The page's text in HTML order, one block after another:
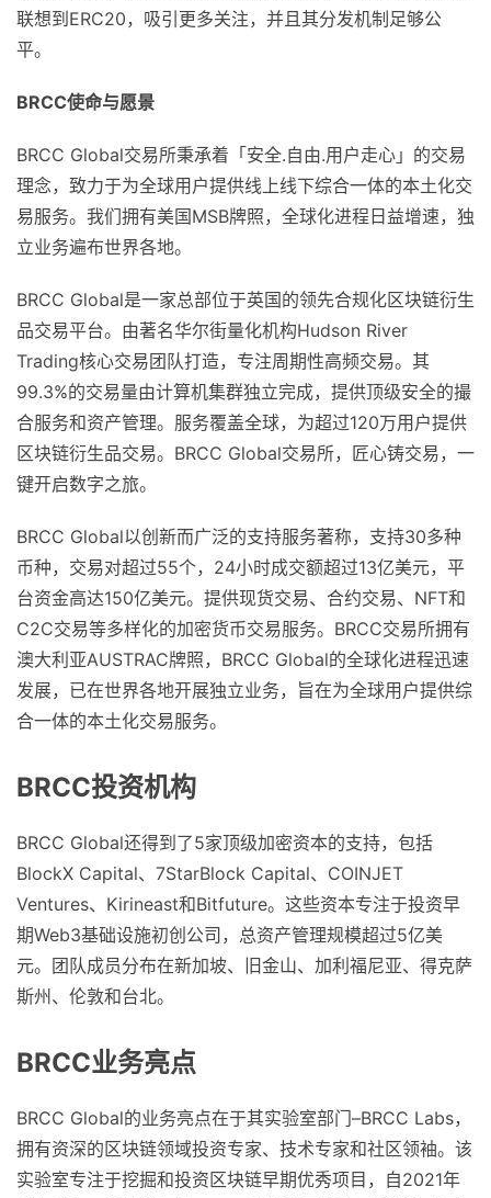
联想到ERC20，吸引更多关注，并且其分发机制足够公
平。
BRCC使命与愿景
BRCC Global交易所秉承着「安全.自由.用户走心」的交易
理念，致力于为全球用户提供线上线下综合一体的本土化交
易服务。我们拥有美国MSB牌照，全球化进程日益增速，独
立业务遍布世界各地。
BRCC Global是一家总部位于英国的领先合规化区块链衍生
品交易平台。由著名华尔街量化机构Hudson River
Trading核心交易团队打造，专注周期性高频交易。其
99.3%的交易量由计算机集群独立完成，提供顶级安全的撮
合服务和资产管理。服务覆盖全球，为超过120万用户提供
区块链衍生品交易。BRCC Global交易所，匠心铸交易，一
键开启数字之旅。
BRCC Global以创新而广泛的支持服务著称，支持30多种
币种，交易对超过55个，24小时成交额超过13亿美元，平
台资金高达150亿美元。提供现货交易、合约交易、NFT和
C2C交易等多样化的加密货币交易服务。BRCC交易所拥有
澳大利亚AUSTRAC牌照，BRCC Global的全球化进程迅速
发展，已在世界各地开展独立业务，旨在为全球用户提供综
合一体的本土化交易服务。
BRCC投资机构
BRCC Global还得到了5家顶级加密资本的支持，包括
BlockX Capital、7StarBlock Capital、COINJET
Ventures、Kirineast和Bitfuture。这些资本专注于投资早
期Web3基础设施初创公司，总资产管理规模超过5亿美
元。团队成员分布在新加坡、旧金山、加利福尼亚、得克萨
斯州、伦敦和台北。
BRCC业务亮点
BRCC Global的业务亮点在于其实验室部门–BRCC Labs，
拥有资深的区块链领域投资专家、技术专家和社区领袖。该
实验室专注于挖掘和投资区块链早期优秀项目，自2021年